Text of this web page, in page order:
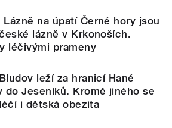
Lázně na úpatí Černé hory jsou
lázně v Krkonoších.
léčivými prameny
leží za hranicí Hané
do Jeseníků. Kromě jiného se
i dětská obezita